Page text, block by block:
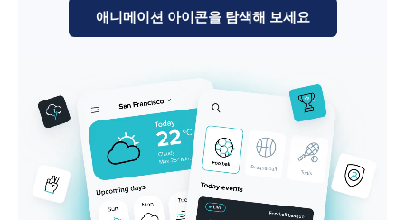
애니메이션 아이콘을 탐색해 보세요